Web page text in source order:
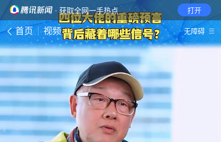
· 获取全网一手热点 打开
首页 视频 无障碍